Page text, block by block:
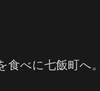
食べに七飯町へ。